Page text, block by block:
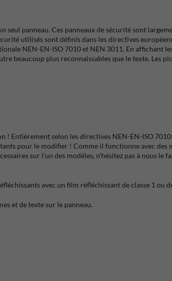
panneau. Ces panneaux de sécurité sont
utilisés sont définis dans les directives
NEN-EN-ISO 7010 et NEN 3011. En affichant
beaucoup plus reconnaissables que le texte. Les
Entièrement selon les directives NEN-EN-ISO
pour le modifier ! Comme il fonctionne avec des
sur l'un des modèles, n'hésitez pas à nous le
avec un film réfléchissant de classe 1 ou
et de texte sur le panneau.